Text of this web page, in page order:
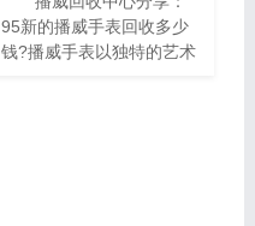
95新的播威手表回收多少
钱?播威手表以独特的艺术